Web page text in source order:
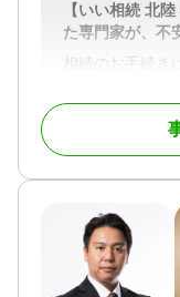
サポートする
据えられるよう
♦︎私たちが目指
名古屋総合税理
あらゆるニーズ
ます。
対応地域
愛知県、三重・
【いい相続 北
た専門家が、不
相続のお手続
の事務手続きを
す。
アリーズグルー
務手続き全般
支援をさせて
数多くの相続